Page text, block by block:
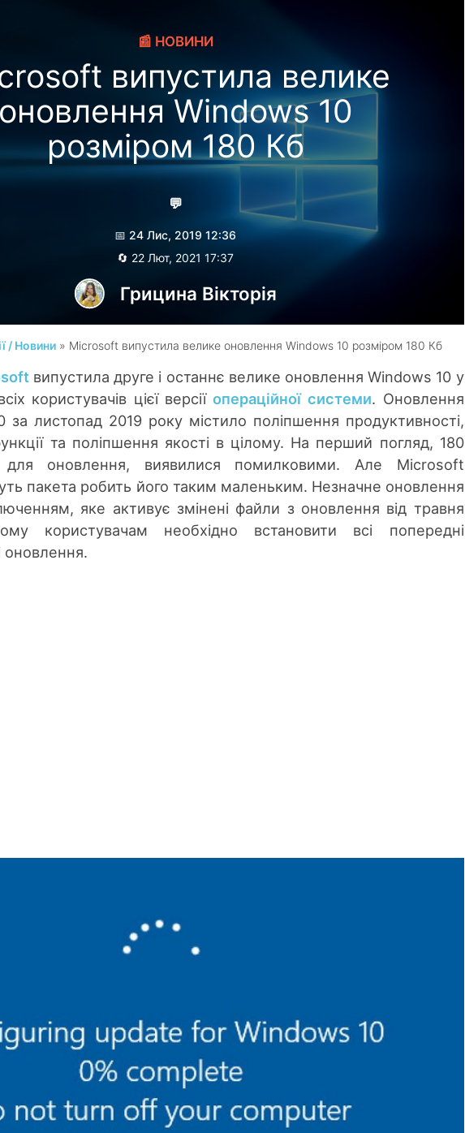
📰 НОВИНИ
випустила велике
оновлення Windows 10
розміром 180 Кб
💬
📅 24 Лис, 2019 12:36
🔄 22 Лют, 2021 17:37
Грицина Вікторія
/ Новини » Microsoft випустила велике оновлення Windows 10 розміром 180 Кб
випустила друге і останнє велике оновлення Windows 10 у
користувачів цієї версіїопераційної системи. Оновлення
за листопад 2019 року містило поліпшення продуктивності,
та поліпшення якості в цілому. На перший погляд, 180
для оновлення, виявилися помилковими. Але Microsoft
пакета робить його таким маленьким. Незначне оновлення
яке активує змінені файли з оновлення від травня
користувачам необхідно встановити всі попередні
оновлення.